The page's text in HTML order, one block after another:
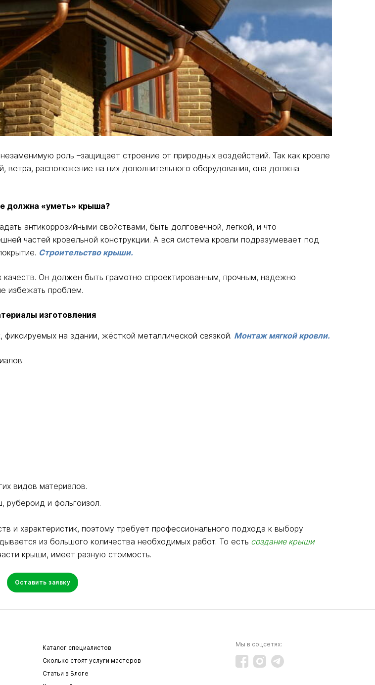
роль –защищает строение от природных воздействий. Так как кровле
расположение на них дополнительного оборудования, она должна
должна «уметь» крыша?
антикоррозийными свойствами, быть долговечной, легкой, и что
частей кровельной конструкции. А вся система кровли подразумевает под
Cтроительство крыши.
Он должен быть грамотно спроектированным, прочным, надежно
избежать проблем.
изготовления
на здании, жёсткой металлической связкой. Монтаж мягкой кровли.
видов материалов.
и фольгоизол.
и характеристик, поэтому требует профессионального подхода к выбору
из большого количества необходимых работ. То есть создание крыши
крыши, имеет разную стоимость.
Оставить заявку
Каталог специалистов
Сколько стоят услуги мастеров
Статьи в Блоге
Мы в соцсетях: